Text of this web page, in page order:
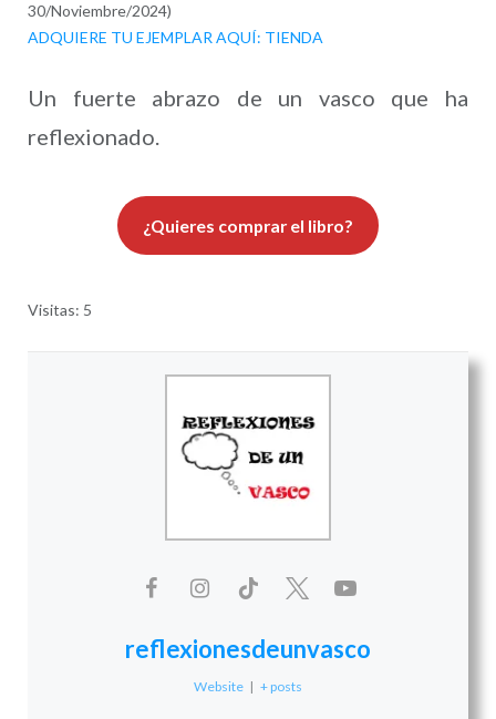
30/Noviembre/2024)
ADQUIERE TU EJEMPLAR AQUÍ: TIENDA
Un fuerte abrazo de un vasco que ha
reflexionado.
¿Quieres comprar el libro?
Visitas: 5
reflexionesdeunvasco
Website | + posts